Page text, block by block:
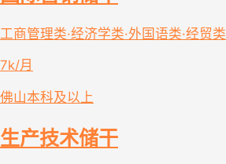
工商管理类·经济学类·外国语类·经贸类
7k/月
佛山本科及以上
生产技术储干